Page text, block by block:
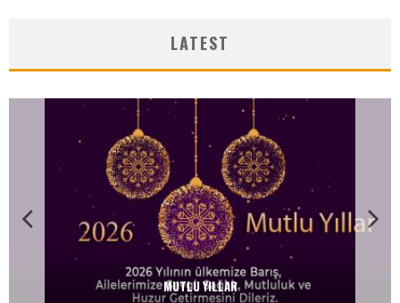
LATEST
MUTLU YILLAR